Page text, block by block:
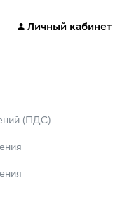
Личный кабинет
(ПДС)